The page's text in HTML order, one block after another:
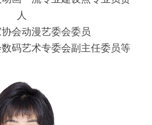
人
会动漫艺委会委员
码艺术专委会副主任委员等